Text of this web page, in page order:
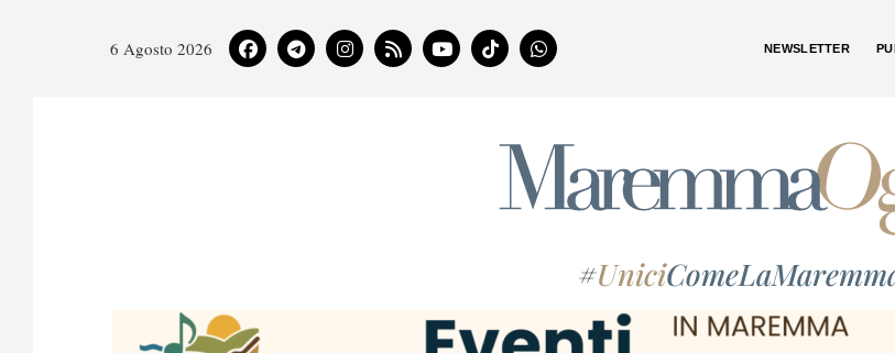
6 Agosto 2026 NEWSLETTER
#Unici